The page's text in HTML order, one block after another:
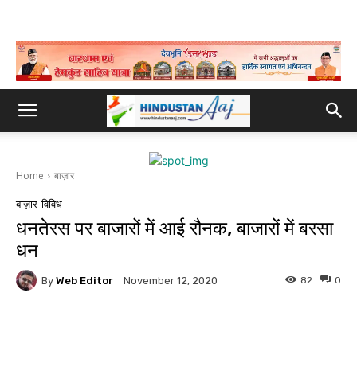
Home बाज़ार
बाज़ार विविध
धनतेरस पर बाजारों में आई रौनक, बाजारों में बरसा
धन
By Web Editor November 12, 2020 0
82